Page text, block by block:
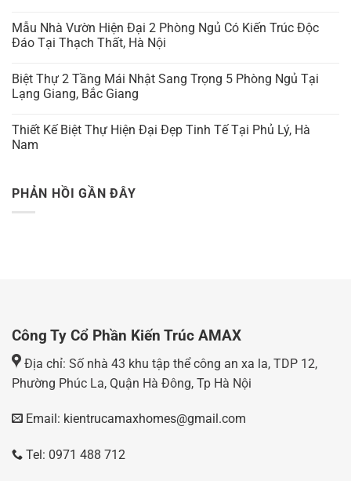
Mẫu Nhà Vườn Hiện Đại 2 Phòng Ngủ Có Kiến Trúc Độc
Đáo Tại Thạch Thất, Hà Nội
Biệt Thự 2 Tầng Mái Nhật Sang Trọng 5 Phòng Ngủ Tại
Lạng Giang, Bắc Giang
Thiết Kế Biệt Thự Hiện Đại Đẹp Tinh Tế Tại Phủ Lý, Hà
Nam
PHẢN HỒI GẦN ĐÂY
Công Ty Cổ Phần Kiến Trúc AMAX
Địa chỉ: Số nhà 43 khu tập thể công an xa la, TDP 12,
Phường Phúc La, Quận Hà Đông, Tp Hà Nội
Email: kientrucamaxhomes@gmail.com
Tel: 0971 488 712